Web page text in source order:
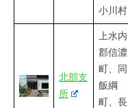
小川村
北部支
所
上水内
郡信濃
町、同
飯綱
町、長